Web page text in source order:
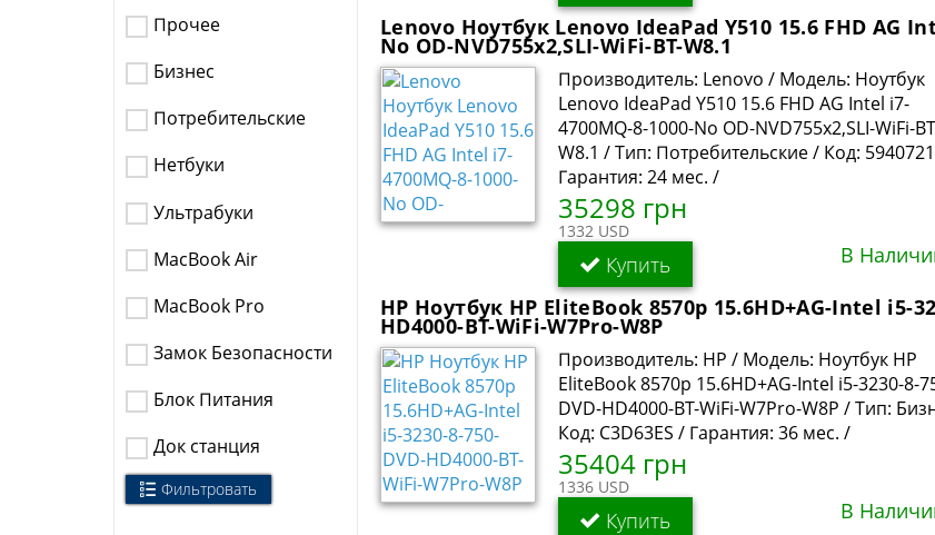
Прочее
Бизнес
Потребительские
Нетбуки
Ультрабуки
MacBook Air
MacBook Pro
Замок Безопасности
Блок Питания
Док станция
Фильтровать
Lenovo Ноутбук Lenovo IdeaPad Y510 15.6 FHD AG
No OD-NVD755x2,SLI-WiFi-BT-W8.1
Производитель: Lenovo / Модель: Ноутбук
Lenovo IdeaPad Y510 15.6 FHD AG Intel i7-
4700MQ-8-1000-No OD-NVD755x2,SLI-WiFi-
W8.1 / Тип: Потребительские / Код:
Гарантия: 24 мес. /
35298 грн
1332 USD
Купить
В
HP Ноутбук HP EliteBook 8570p 15.6HD+AG-Intel i5-
HD4000-BT-WiFi-W7Pro-W8P
Производитель: HP / Модель: Ноутбук HP
EliteBook 8570p 15.6HD+AG-Intel i5-3230-8-
DVD-HD4000-BT-WiFi-W7Pro-W8P / Тип:
Код: C3D63ES / Гарантия: 36 мес. /
35404 грн
1336 USD
Купить
В